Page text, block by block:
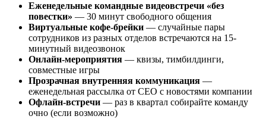
Еженедельные командные видеовстречи «без
повестки» — 30 минут свободного общения
Виртуальные кофе-брейки — случайные пары
сотрудников из разных отделов встречаются на 15-
минутный видеозвонок
Онлайн-мероприятия — квизы, тимбилдинги,
совместные игры
Прозрачная внутренняя коммуникация —
еженедельная рассылка от CEO с новостями компании
Офлайн-встречи — раз в квартал собирайте команду
очно (если возможно)